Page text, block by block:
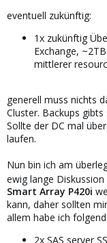
eventuell zukünftig:
1x zukünftig
Exchange,
mittlerer
generell muss nichts
Cluster. Backups
Sollte der DC mal
laufen.
Nun bin ich am
ewig lange Diskussion
Smart Array P420i
kann, daher sollten
allem habe ich
2x SAS server